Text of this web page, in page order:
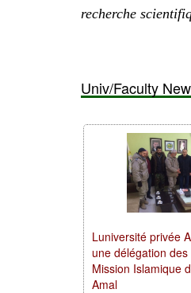
recherche
Univ/Faculty
Luniversité privée
une délégation
Mission Islamique
Amal